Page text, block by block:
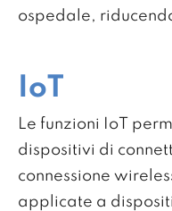
ospedale,
IoT
Le funzioni IoT
dispositivi di
connessione
applicate a